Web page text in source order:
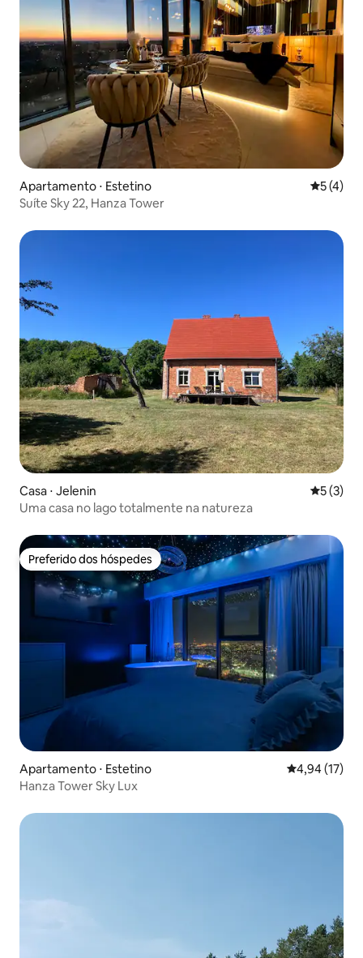
Apartamento ⋅ Estetino 5 de
5 (4)
Suíte Sky 22, Hanza Tower
Casa ⋅ Jelenin 5 de
5 (3)
Uma casa no lago totalmente na natureza
Preferido dos hóspedes
Preferido dos hóspedes
Apartamento ⋅ Estetino 4,94 de uma
4,94 (17)
Hanza Tower Sky Lux